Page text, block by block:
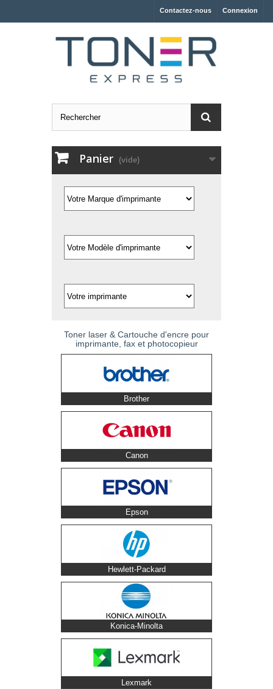
Connexion
Contactez-nous
Panier (vide)
Toner laser & Cartouche d'encre pour
imprimante, fax et photocopieur
Brother
Canon
Epson
Hewlett-Packard
Konica-Minolta
Lexmark